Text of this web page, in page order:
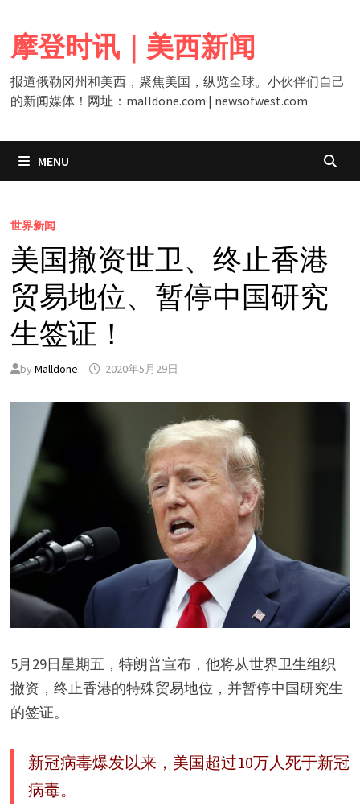
content
摩登时讯｜美西新闻
报道俄勒冈州和美西，聚焦美国，纵览全球。小伙伴们自己
的新闻媒体！网址：malldone.com | newsofwest.com
MENU
世界新闻
美国撤资世卫、终止香港
贸易地位、暂停中国研究
生签证！
by Malldone 2020年5月29日
5月29日星期五，特朗普宣布，他将从世界卫生组织
撤资，终止香港的特殊贸易地位，并暂停中国研究生
的签证。
新冠病毒爆发以来，美国超过10万人死于新冠
病毒。